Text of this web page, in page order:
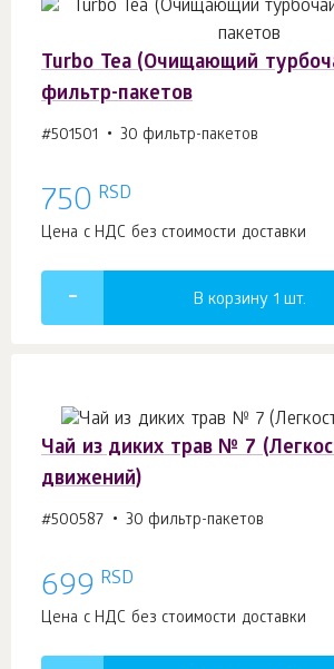
Turbo Tea (Очищающий
фильтр-пакетов
#501501 30 фильтр-пакетов
750 RSD
Цена с НДС без стоимости доставки
В корзину 1 шт.
Чай из диких трав № 7
движений)
#500587 30 фильтр-пакетов
699 RSD
Цена с НДС без стоимости доставки